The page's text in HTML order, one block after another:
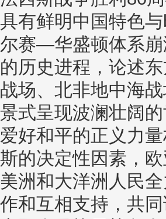
具有鲜明中国特色
尔赛—华盛顿体系崩
的历史进程，论述
战场、北非地中海
景式呈现波澜壮阔
爱好和平的正义力
斯的决定性因素，
美洲和大洋洲人民
作和互相支持，共